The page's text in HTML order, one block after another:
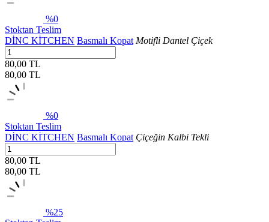
%0
Stoktan Teslim
DİNC KİTCHEN Basmalı Kopat Motifli Dantel Çiçek
80,00 TL
80,00 TL
%0
Stoktan Teslim
DİNC KİTCHEN Basmalı Kopat Çiçeğin Kalbi Tekli
80,00 TL
80,00 TL
%25